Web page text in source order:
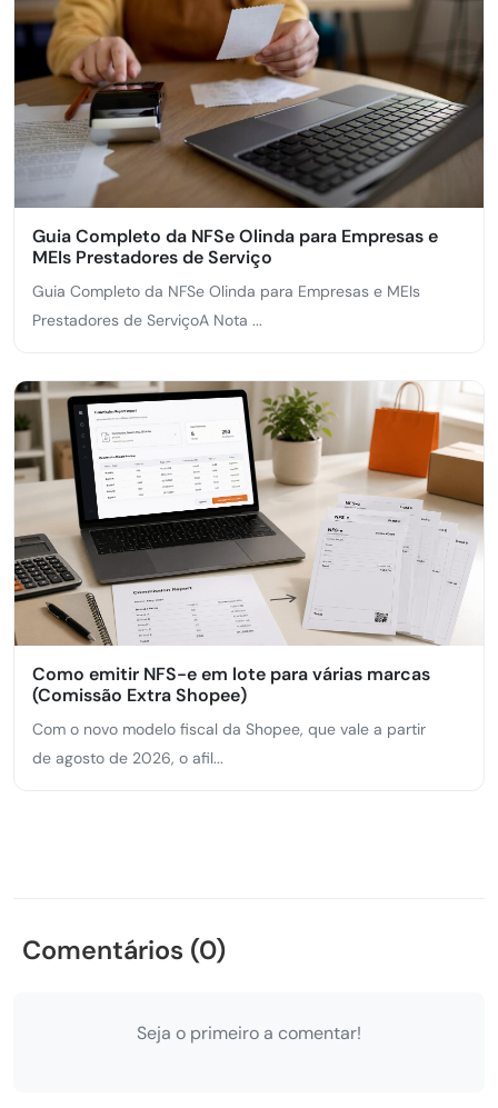
Guia Completo da NFSe Olinda para Empresas e
MEIs Prestadores de Serviço
Guia Completo da NFSe Olinda para Empresas e MEIs
Prestadores de ServiçoA Nota ...
Como emitir NFS-e em lote para várias marcas
(Comissão Extra Shopee)
Com o novo modelo fiscal da Shopee, que vale a partir
de agosto de 2026, o afil...
Comentários (0)
Seja o primeiro a comentar!